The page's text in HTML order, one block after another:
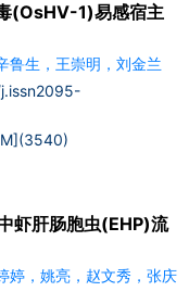
(OsHV-1)易感宿主
鲁生，王崇明，刘金兰
虾肝肠胞虫(EHP)流
婷，姚亮，赵文秀，张庆